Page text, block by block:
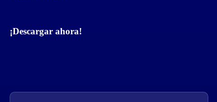
¡Descargar ahora!